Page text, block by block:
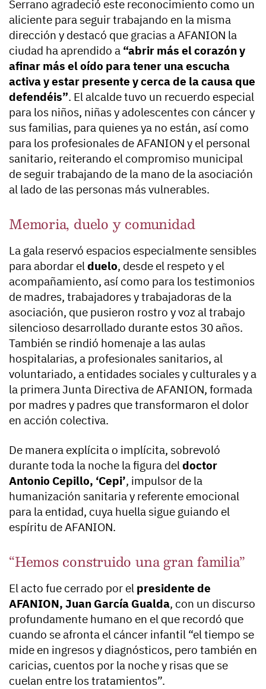
Serrano agradeció este reconocimiento como un
aliciente para seguir trabajando en la misma
dirección y destacó que gracias a AFANION la
ciudad ha aprendido a “abrir más el corazón y
afinar más el oído para tener una escucha
activa y estar presente y cerca de la causa que
defendéis”. El alcalde tuvo un recuerdo especial
para los niños, niñas y adolescentes con cáncer y
sus familias, para quienes ya no están, así como
para los profesionales de AFANION y el personal
sanitario, reiterando el compromiso municipal
de seguir trabajando de la mano de la asociación
al lado de las personas más vulnerables.
Memoria, duelo y comunidad
La gala reservó espacios especialmente sensibles
para abordar elduelo, desde el respeto y el
acompañamiento, así como para los testimonios
de madres, trabajadores y trabajadoras de la
asociación, que pusieron rostro y voz al trabajo
silencioso desarrollado durante estos 30 años.
También se rindió homenaje a las aulas
hospitalarias, a profesionales sanitarios, al
voluntariado, a entidades sociales y culturales y a
la primera Junta Directiva de AFANION, formada
por madres y padres que transformaron el dolor
en acción colectiva.
De manera explícita o implícita, sobrevoló
durante toda la noche la figura deldoctor
Antonio Cepillo, ‘Cepi’, impulsor de la
humanización sanitaria y referente emocional
para la entidad, cuya huella sigue guiando el
espíritu de AFANION.
“Hemos construido una gran familia”
El acto fue cerrado por el presidente de
AFANION, Juan García Gualda, con un discurso
profundamente humano en el que recordó que
cuando se afronta el cáncer infantil “el tiempo se
mide en ingresos y diagnósticos, pero también en
caricias, cuentos por la noche y risas que se
cuelan entre los tratamientos”.